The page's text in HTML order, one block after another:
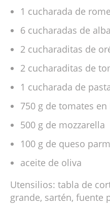
1 cucharada de
6 cucharadas de
2 cucharaditas de
2 cucharaditas de
1 cucharada de
750 g de tomates
500 g de mozzarella
100 g de queso
aceite de oliva
Utensilios: tabla de
grande, sartén, fuente